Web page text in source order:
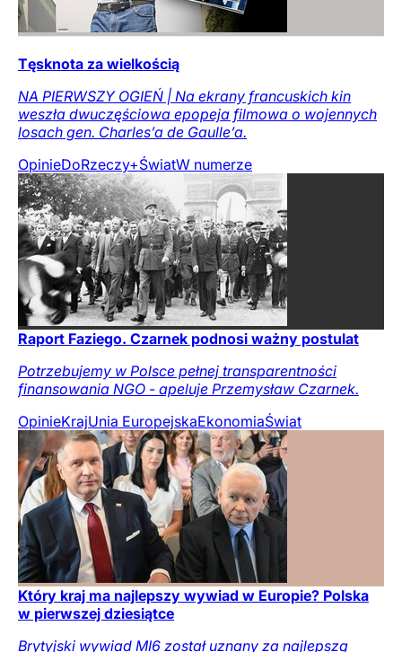
Tęsknota za wielkością
NA PIERWSZY OGIEŃ | Na ekrany francuskich kin
weszła dwuczęściowa epopeja filmowa o wojennych
losach gen. Charles’a de Gaulle’a.
OpinieDoRzeczy+ŚwiatW numerze
Raport Faziego. Czarnek podnosi ważny postulat
Potrzebujemy w Polsce pełnej transparentności
finansowania NGO - apeluje Przemysław Czarnek.
OpinieKrajUnia EuropejskaEkonomiaŚwiat
Który kraj ma najlepszy wywiad w Europie? Polska
w pierwszej dziesiątce
Brytyjski wywiad MI6 został uznany za najlepszą